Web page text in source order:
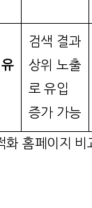
검색 결과
상위 노출
로 유입
증가 가능
화 홈페이지 비